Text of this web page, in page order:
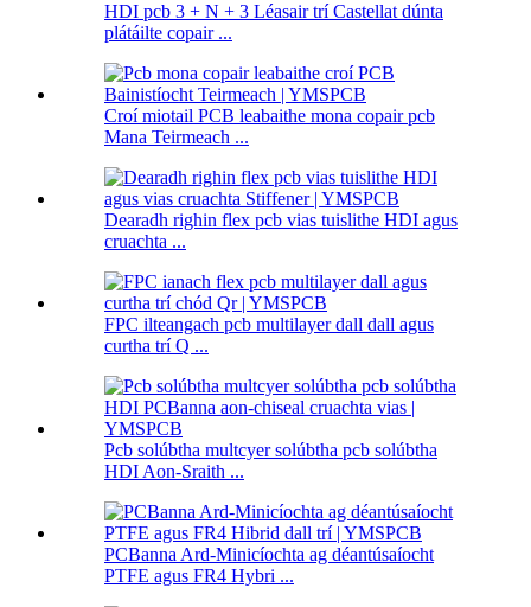
HDI pcb 3 + N + 3 Léasair trí Castellat dúnta
plátáilte copair ...
Croí miotail PCB leabaithe mona copair pcb
Mana Teirmeach ...
Dearadh righin flex pcb vias tuislithe HDI agus
cruachta ...
FPC ilteangach pcb multilayer dall dall agus
curtha trí Q ...
Pcb solúbtha multcyer solúbtha pcb solúbtha
HDI Aon-Sraith ...
PCBanna Ard-Minicíochta ag déantúsaíocht
PTFE agus FR4 Hybri ...